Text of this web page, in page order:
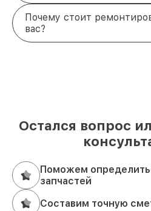
Почему стоит
вас?
Остался вопрос
Поможем
запчастей
Составим точную